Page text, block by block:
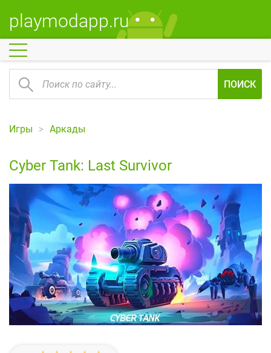
playmodapp.ru
ПОИСК
Игры Аркады
Cyber Tank: Last Survivor